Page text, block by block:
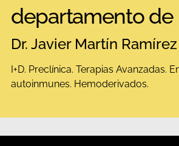
departamento de
Dr. Javier Martín Ramírez
I+D. Preclínica. Terapias Avanzadas.
autoinmunes. Hemoderivados.